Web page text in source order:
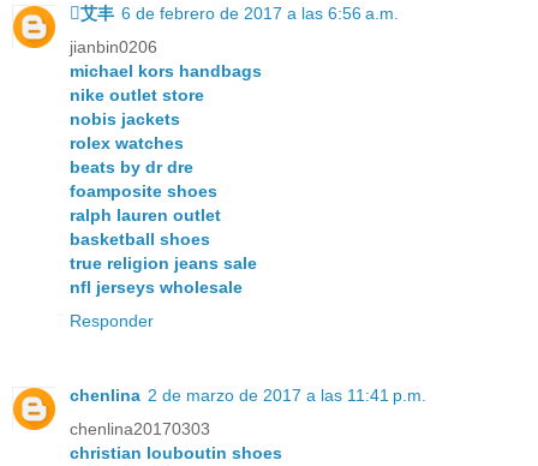
艾丰 6 de febrero de 2017 a las 6:56 a.m.
jianbin0206
michael kors handbags
nike outlet store
nobis jackets
rolex watches
beats by dr dre
foamposite shoes
ralph lauren outlet
basketball shoes
true religion jeans sale
nfl jerseys wholesale
Responder
chenlina 2 de marzo de 2017 a las 11:41 p.m.
chenlina20170303
christian louboutin shoes